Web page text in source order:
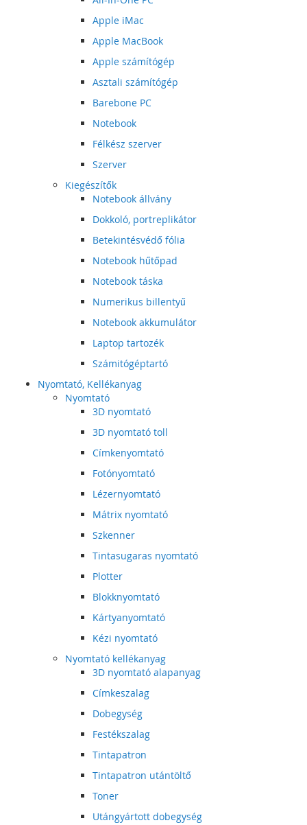
Apple iMac
Apple MacBook
Apple számítógép
Asztali számítógép
Barebone PC
Notebook
Félkész szerver
Szerver
Kiegészítők
Notebook állvány
Dokkoló, portreplikátor
Betekintésvédő fólia
Notebook hűtőpad
Notebook táska
Numerikus billentyű
Notebook akkumulátor
Laptop tartozék
Számitógéptartó
Nyomtató, Kellékanyag
Nyomtató
3D nyomtató
3D nyomtató toll
Címkenyomtató
Fotónyomtató
Lézernyomtató
Mátrix nyomtató
Szkenner
Tintasugaras nyomtató
Plotter
Blokknyomtató
Kártyanyomtató
Kézi nyomtató
Nyomtató kellékanyag
3D nyomtató alapanyag
Címkeszalag
Dobegység
Festékszalag
Tintapatron
Tintapatron utántöltő
Toner
Utángyártott dobegység